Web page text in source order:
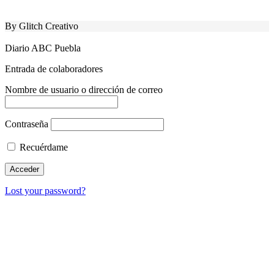
By Glitch Creativo
Diario ABC Puebla
Entrada de colaboradores
Nombre de usuario o dirección de correo
Contraseña
Recuérdame
Lost your password?